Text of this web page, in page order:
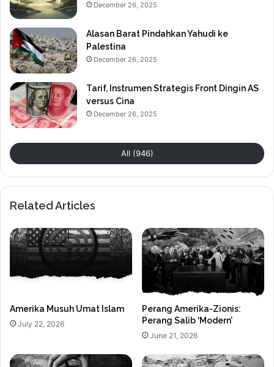
December 26, 2025
Alasan Barat Pindahkan Yahudi ke
Palestina
December 26, 2025
Tarif, Instrumen Strategis Front Dingin AS
versus Cina
December 26, 2025
All (946)
Related Articles
Amerika Musuh Umat Islam
July 22, 2026
Perang Amerika-Zionis:
Perang Salib ‘Modern’
June 21, 2026